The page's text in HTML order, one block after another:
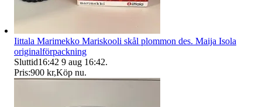
Iittala Marimekko Mariskooli skål plommon des. Maija Isola
originalförpackning
Sluttid16:42 9 aug 16:42.
Pris:900 kr,Köp nu.